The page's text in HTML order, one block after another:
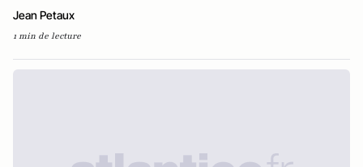
Jean Petaux
1 min de lecture